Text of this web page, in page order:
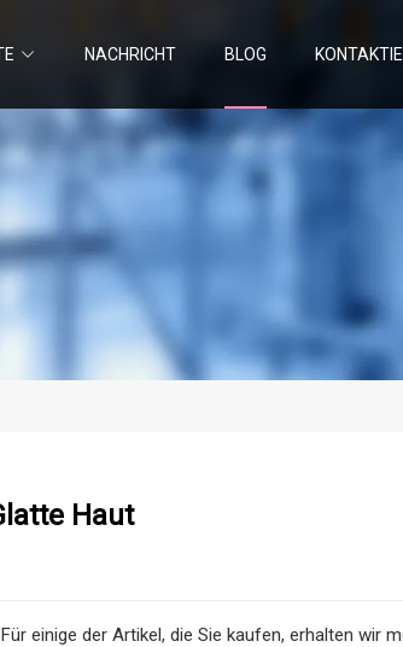
NACHRICHT BLOG
Haut
einige der Artikel, die Sie kaufen, erhalten wir